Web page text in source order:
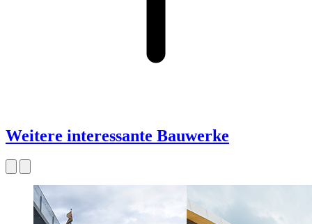
Weitere interessante Bauwerke